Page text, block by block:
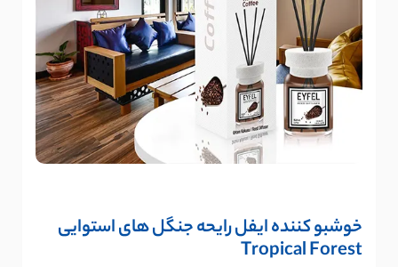
خوشبو کننده ایفل رایحه جنگل های استوایی
Tropical Forest